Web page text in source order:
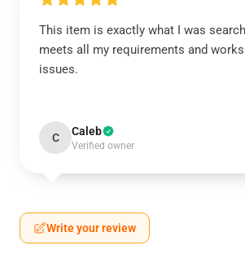
This item is exactly what I was
meets all my requirements and
issues.
C Caleb
Verified owner
Write your review